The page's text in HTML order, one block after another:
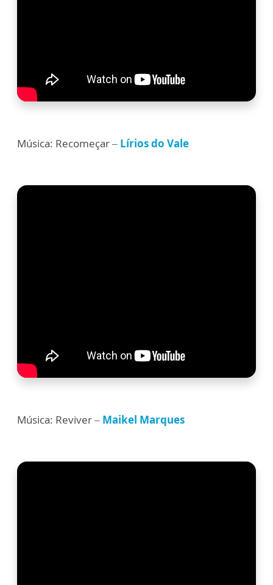
Música: Recomeçar – Lírios do Vale
Música: Reviver – Maikel Marques